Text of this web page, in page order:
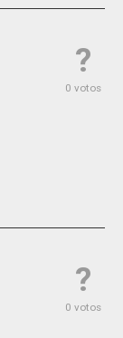
?
0 votos
?
0 votos